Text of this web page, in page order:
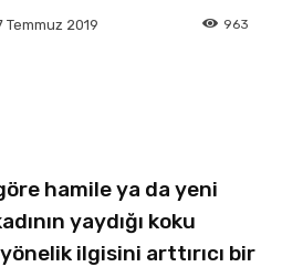
Temmuz 2019 963
hamile ya da yeni
yaydığı koku
ilgisini arttırıcı bir